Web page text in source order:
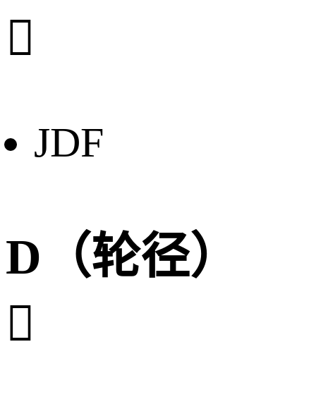

JDF
D（轮径）
